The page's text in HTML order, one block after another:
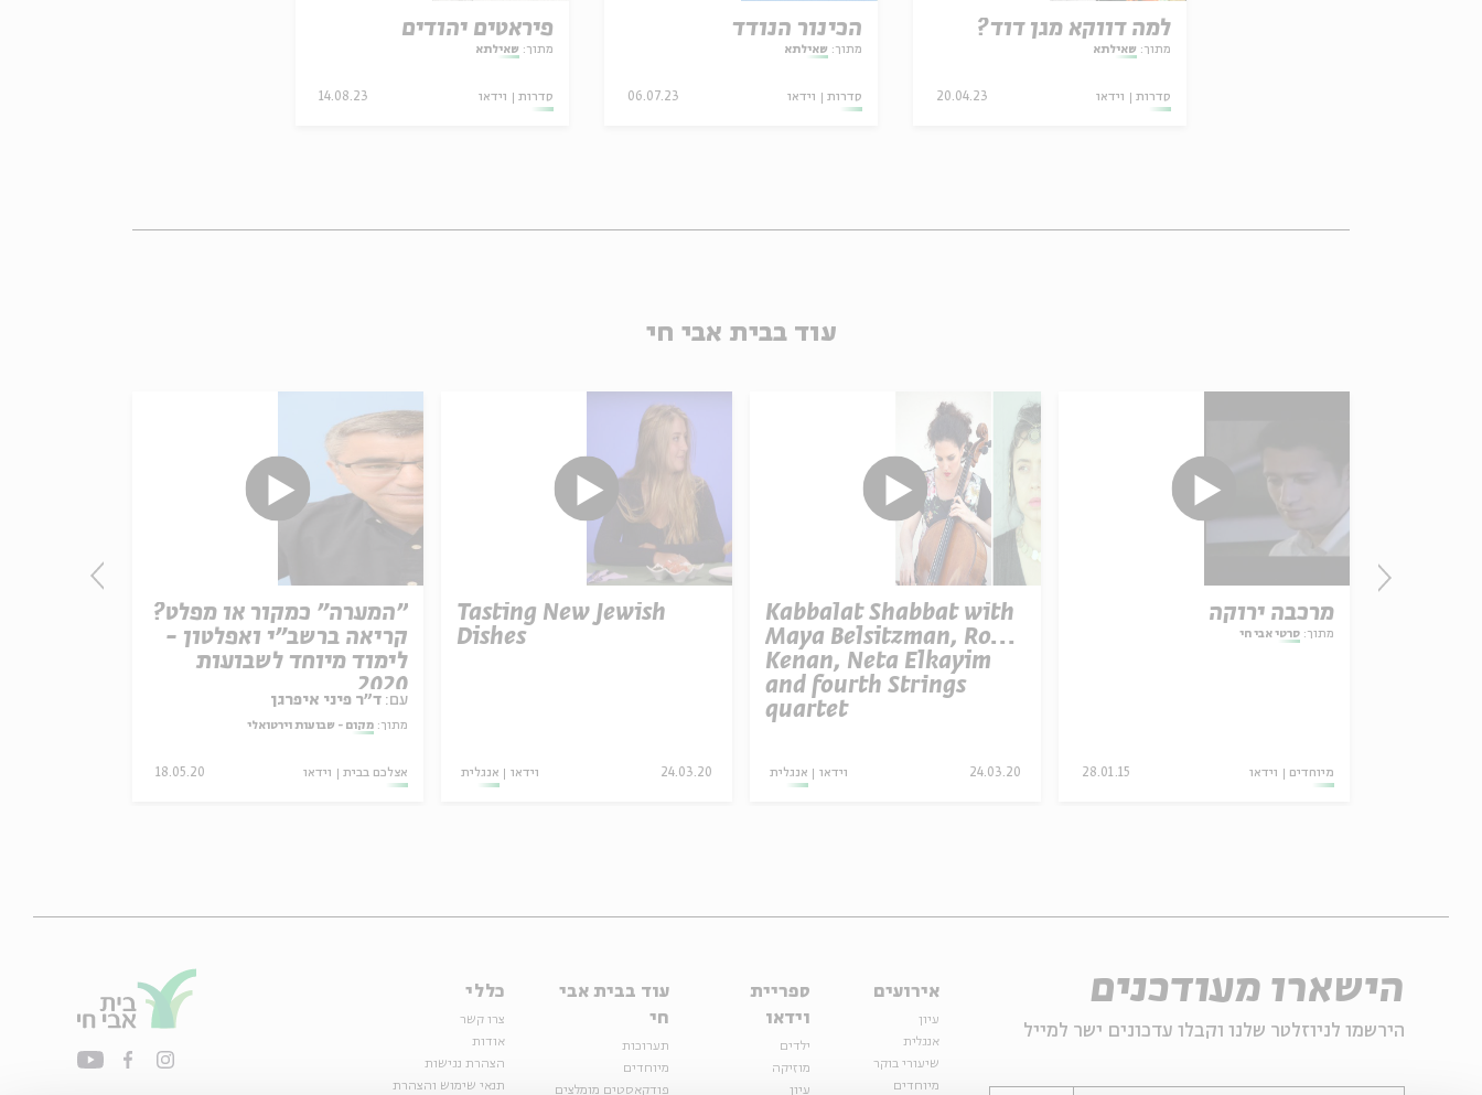
למה דווקא מגן דוד?
מתוך: שאילתא
סדרות וידאו 20.04.23
הכינור הנודד
מתוך: שאילתא
סדרות וידאו 06.07.23
פיראטים יהודים
מתוך: שאילתא
סדרות וידאו 14.08.23
עוד בבית אבי חי
"המערה" כמקור או מפלט?
קריאה ברשב״י ואפלטון -
לימוד מיוחד לשבועות
2020
עם: ד"ר פיני איפרגן
מתוך: מקום - שבועות וירטואלי
אצלכם בבית וידאו 18.05.20
Tasting New Jewish
Dishes
אנגלית וידאו 24.03.20
Kabbalat Shabbat with
Maya Belsitzman, Rona
Kenan, Neta Elkayim
and fourth Strings
quartet
אנגלית וידאו 24.03.20
מרכבה ירוקה
מתוך: סרטי אבי חי
מיוחדים וידאו 28.01.15
הישארו מעודכנים
הירשמו לניוזלטר שלנו וקבלו עדכונים ישר למייל
אירועים
עיון
אנגלית
שיעורי בוקר
מיוחדים
ספריית
וידאו
ילדים
מוזיקה
עיון
עוד בבית אבי
חי
תערוכות
מיוחדים
פודקאסטים מומלצים
כללי
צרו קשר
אודות
הצהרת נגישות
תנאי שימוש והצהרת